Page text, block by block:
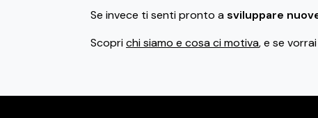
Se invece ti senti pronto asviluppare
Scoprichi siamo e cosa ci motiva, e se